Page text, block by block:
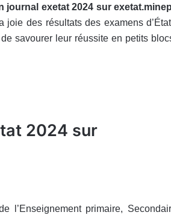
journal exetat 2024 sur
des résultats des examens
savourer leur réussite en petits
2024 sur
l’Enseignement primaire,